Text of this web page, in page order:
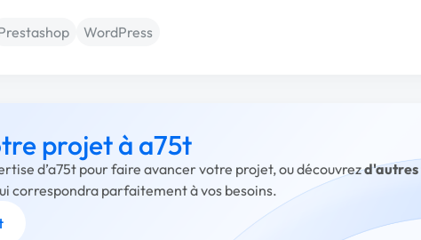
WordPress
projet à a75t
d’a75t pour faire avancer votre projet, ou découvrez
correspondra parfaitement à vos besoins.